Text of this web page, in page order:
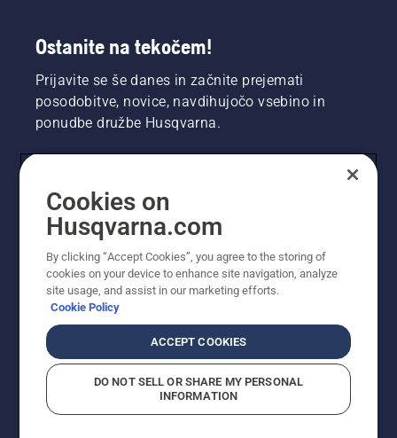
Ostanite na tekočem!
Prijavite se še danes in začnite prejemati
posodobitve, novice, navdihujočo vsebino in
ponudbe družbe Husqvarna.
Cookies on
Husqvarna.com
By clicking “Accept Cookies”, you agree to the storing of
cookies on your device to enhance site navigation, analyze
site usage, and assist in our marketing efforts.
Cookie Policy
ACCEPT COOKIES
DO NOT SELL OR SHARE MY PERSONAL
INFORMATION